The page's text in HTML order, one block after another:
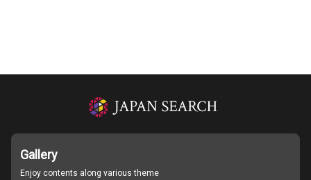
Gallery
Enjoy contents along various theme